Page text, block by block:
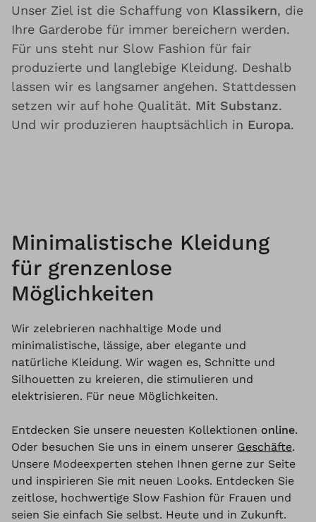
Unser Ziel ist die Schaffung von Klassikern, die
Ihre Garderobe für immer bereichern werden.
Für uns steht nur Slow Fashion für fair
produzierte und langlebige Kleidung. Deshalb
lassen wir es langsamer angehen. Stattdessen
setzen wir auf hohe Qualität. Mit Substanz.
Und wir produzieren hauptsächlich in Europa.
Minimalistische Kleidung
für grenzenlose
Möglichkeiten
Wir zelebrieren nachhaltige Mode und
minimalistische, lässige, aber elegante und
natürliche Kleidung. Wir wagen es, Schnitte und
Silhouetten zu kreieren, die stimulieren und
elektrisieren. Für neue Möglichkeiten.
Entdecken Sie unsere neuesten Kollektionen online.
Oder besuchen Sie uns in einem unserer Geschäfte.
Unsere Modeexperten stehen Ihnen gerne zur Seite
und inspirieren Sie mit neuen Looks. Entdecken Sie
zeitlose, hochwertige Slow Fashion für Frauen und
seien Sie einfach Sie selbst. Heute und in Zukunft.